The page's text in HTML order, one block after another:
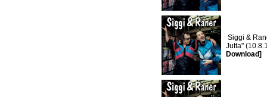
Siggi &
Jutta"
Download]